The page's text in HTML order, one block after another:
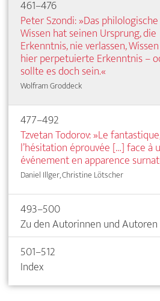
461–476
Peter Szondi: »Das philologische
Wissen hat seinen Ursprung, die
Erkenntnis, nie verlassen,
hier perpetuierte Erkenntnis –
sollte es doch sein.«
Wolfram Groddeck
477–492
Tzvetan Todorov: »Le
l’hésitation éprouvée […] face à
événement en apparence
Daniel Illger, Christine Lötscher
493–500
Zu den Autorinnen und Autoren
501–512
Index